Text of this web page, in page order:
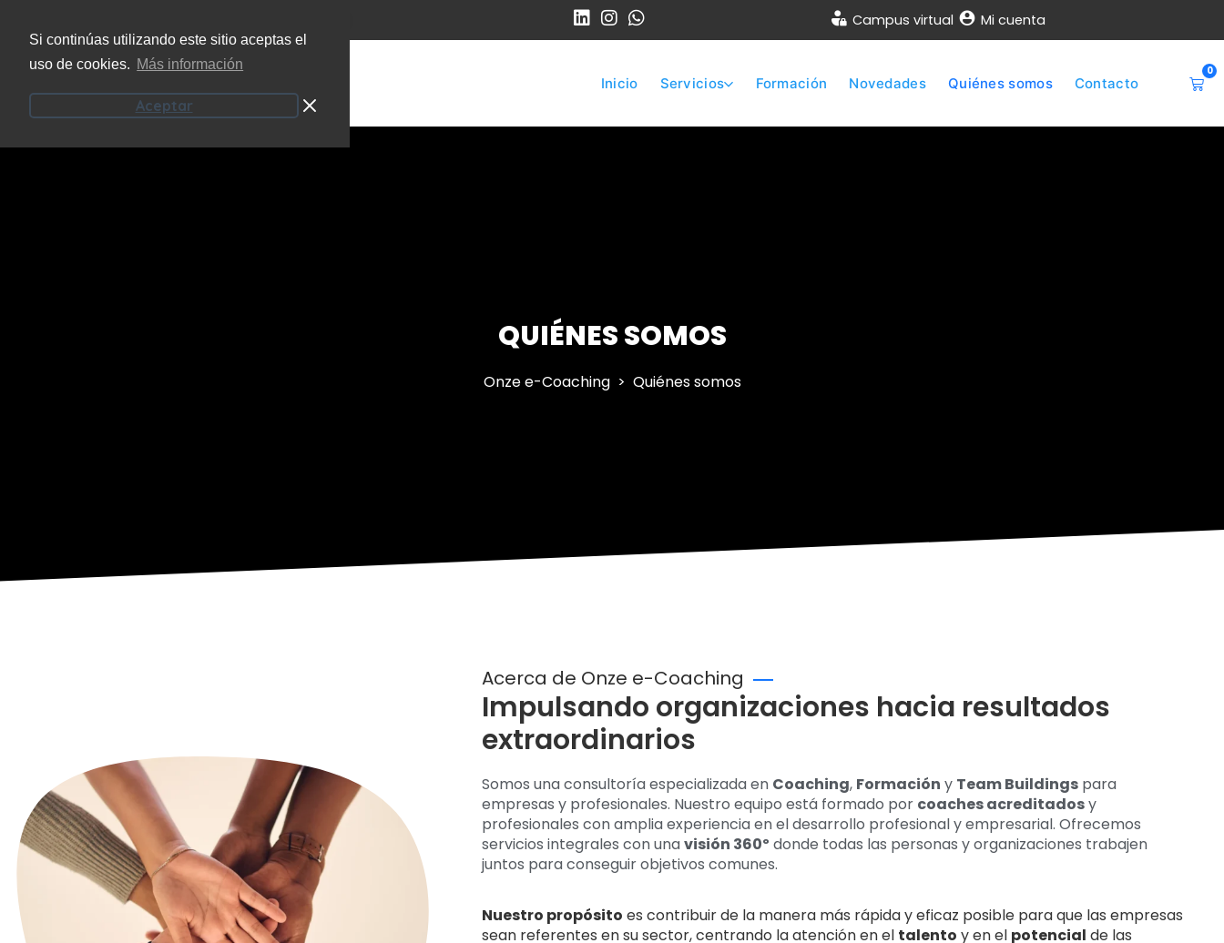
Si continúas utilizando este sitio aceptas el
uso de cookies. Más información
Aceptar
Campus virtual Mi cuenta
Inicio Servicios Formación Novedades Quiénes somos Contacto
0
QUIÉNES SOMOS
Onze e-Coaching Quiénes somos
Acerca de Onze e-Coaching
Impulsando organizaciones hacia resultados
extraordinarios
Somos una consultoría especializada en Coaching, Formación y Team Buildingspara
empresas y profesionales. Nuestro equipo está formado por coaches acreditadosy
profesionales con amplia experiencia en el desarrollo profesional y empresarial. Ofrecemos
servicios integrales con unavisión 360º donde todas las personas y organizaciones trabajen
juntos para conseguir objetivos comunes.
Nuestro propósito es contribuir de la manera más rápida y eficaz posible para que las empresas
sean referentes en su sector, centrando la atención en el talento y en el potencial de las